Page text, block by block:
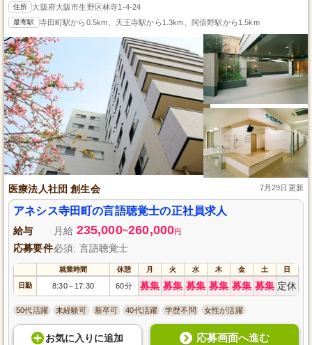
住所 大阪府大阪市生野区林寺1-4-24
最寄駅 寺田町駅から0.5km、天王寺駅から1.3km、阿倍野駅から1.5km
医療法人社団 創生会 7月29日更新
アネシス寺田町の言語聴覚士の正社員求人
給与 月給 235,000~260,000円
応募要件必須: 言語聴覚士
就業時間 休憩 月 火 水 木 金 土 日
日勤 8:30～ 17:30 60分 募集 募集 募集 募集 募集 募集 定休
50代活躍 未経験可 新卒可 40代活躍 学歴不問 女性が活躍
お気に入り に追加 応募画面へ進む